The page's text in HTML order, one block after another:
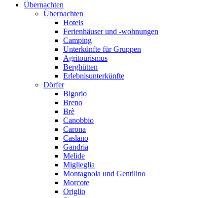
Übernachten
Übernachten
Hotels
Ferienhäuser und -wohnungen
Camping
Unterkünfte für Gruppen
Agritourismus
Berghütten
Erlebnisunterkünfte
Dörfer
Bigorio
Breno
Brè
Canobbio
Carona
Caslano
Gandria
Melide
Miglieglia
Montagnola und Gentilino
Morcote
Origlio